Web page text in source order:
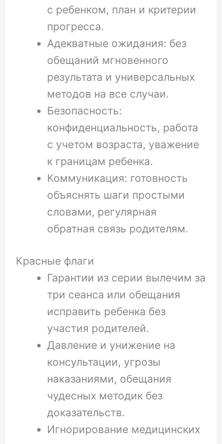
с ребенком, план и критерии
прогресса.
Адекватные ожидания: без
обещаний мгновенного
результата и универсальных
методов на все случаи.
Безопасность:
конфиденциальность, работа
с учетом возраста, уважение
к границам ребенка.
Коммуникация: готовность
объяснять шаги простыми
словами, регулярная
обратная связь родителям.
Красные флаги
Гарантии из серии вылечим за
три сеанса или обещания
исправить ребенка без
участия родителей.
Давление и унижение на
консультации, угрозы
наказаниями, обещания
чудесных методик без
доказательств.
Игнорирование медицинских